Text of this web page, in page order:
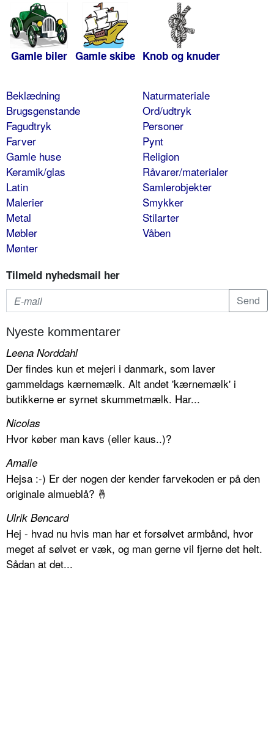
Gamle biler Gamle skibe Knob og knuder
Beklædning
Brugsgenstande
Fagudtryk
Farver
Gamle huse
Keramik/glas
Latin
Malerier
Metal
Møbler
Mønter
Naturmateriale
Ord/udtryk
Personer
Pynt
Religion
Råvarer/materialer
Samlerobjekter
Smykker
Stilarter
Våben
Tilmeld nyhedsmail her
Nyeste kommentarer
Leena Norddahl
Der findes kun et mejeri i danmark, som laver
gammeldags kærnemælk. Alt andet 'kærnemælk' i
butikkerne er syrnet skummetmælk. Har...
Nicolas
Hvor køber man kavs (eller kaus..)?
Amalie
Hejsa :-) Er der nogen der kender farvekoden er på den
originale almueblå? 🤞
Ulrik Bencard
Hej - hvad nu hvis man har et forsølvet armbånd, hvor
meget af sølvet er væk, og man gerne vil fjerne det helt.
Sådan at det...